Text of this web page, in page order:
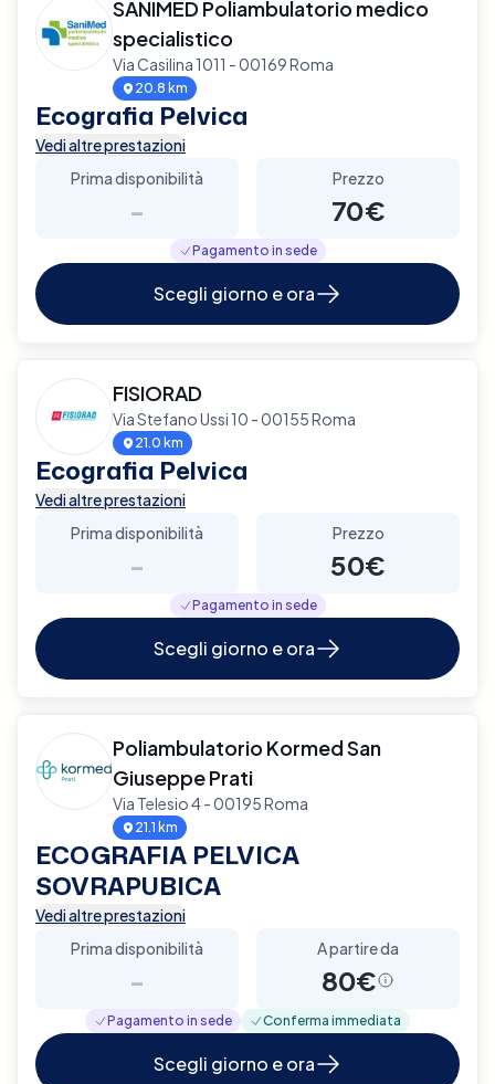
SANIMED Poliambulatorio medico
specialistico
Via Casilina 1011 - 00169 Roma
20.8 km
Ecografia Pelvica
Vedi altre prestazioni
Prima disponibilità
-
Prezzo
70€
Pagamento in sede
Scegli giorno e ora
FISIORAD
Via Stefano Ussi 10 - 00155 Roma
21.0 km
Ecografia Pelvica
Vedi altre prestazioni
Prima disponibilità
-
Prezzo
50€
Pagamento in sede
Scegli giorno e ora
Poliambulatorio Kormed San
Giuseppe Prati
Via Telesio 4 - 00195 Roma
21.1 km
ECOGRAFIA PELVICA
SOVRAPUBICA
Vedi altre prestazioni
Prima disponibilità
-
A partire da
80€
Pagamento in sede Conferma immediata
Scegli giorno e ora